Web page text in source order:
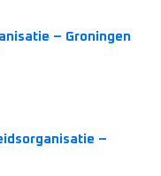
– Groningen
–